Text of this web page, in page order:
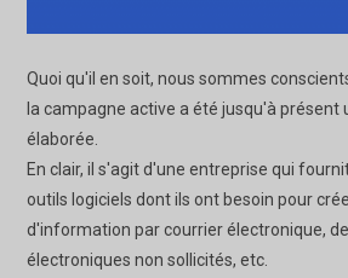
Quoi qu'il en soit, nous sommes
la campagne active a été jusqu'à présent
élaborée.
En clair, il s'agit d'une entreprise qui
outils logiciels dont ils ont besoin pour
d'information par courrier électronique,
électroniques non sollicités, etc.